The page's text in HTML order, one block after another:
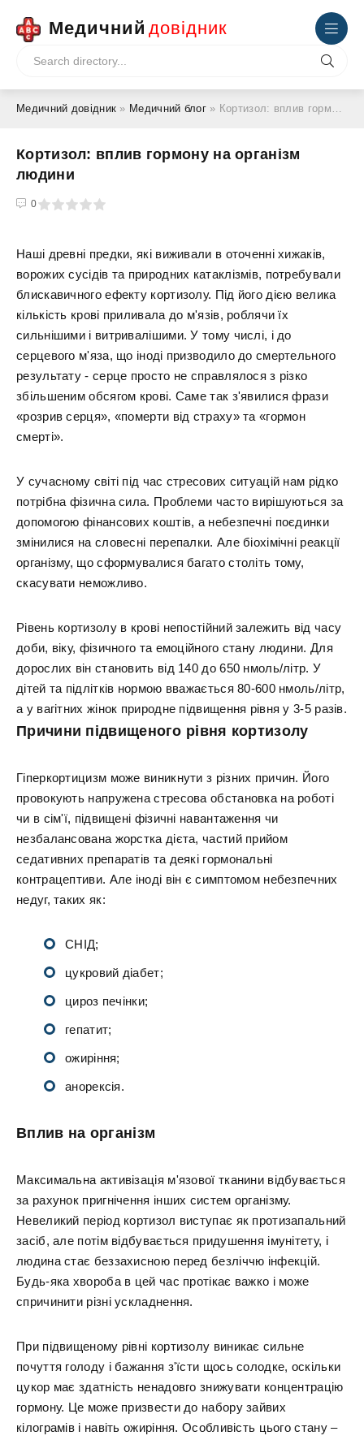
Медичний довідник
Медичний довідник » Медичний блог» Кортизол: вплив гормону на організм людини
Кортизол: вплив гормону на організм
людини
0
5
Наші древні предки, які виживали в оточенні хижаків,
ворожих сусідів та природних катаклізмів, потребували
блискавичного ефекту кортизолу. Під його дією велика
кількість крові приливала до м'язів, роблячи їх
сильнішими і витривалішими. У тому числі, і до
серцевого м'яза, що іноді призводило до смертельного
результату - серце просто не справлялося з різко
збільшеним обсягом крові. Саме так з'явилися фрази
«розрив серця», «померти від страху» та «гормон
смерті».
У сучасному світі під час стресових ситуацій нам рідко
потрібна фізична сила. Проблеми часто вирішуються за
допомогою фінансових коштів, а небезпечні поєдинки
змінилися на словесні перепалки. Але біохімічні реакції
організму, що сформувалися багато століть тому,
скасувати неможливо.
Рівень кортизолу в крові непостійний залежить від часу
доби, віку, фізичного та емоційного стану людини. Для
дорослих він становить від 140 до 650 нмоль/літр. У
дітей та підлітків нормою вважається 80-600 нмоль/літр,
а у вагітних жінок природне підвищення рівня у 3-5 разів.
Причини підвищеного рівня кортизолу
Гіперкортицизм може виникнути з різних причин. Його
провокують напружена стресова обстановка на роботі
чи в сім'ї, підвищені фізичні навантаження чи
незбалансована жорстка дієта, частий прийом
седативних препаратів та деякі гормональні
контрацептиви. Але іноді він є симптомом небезпечних
недуг, таких як:
СНІД;
цукровий діабет;
цироз печінки;
гепатит;
ожиріння;
анорексія.
Вплив на організм
Максимальна активізація м'язової тканини відбувається
за рахунок пригнічення інших систем організму.
Невеликий період кортизол виступає як протизапальний
засіб, але потім відбувається придушення імунітету, і
людина стає беззахисною перед безліччю інфекцій.
Будь-яка хвороба в цей час протікає важко і може
спричинити різні ускладнення.
При підвищеному рівні кортизолу виникає сильне
почуття голоду і бажання з'їсти щось солодке, оскільки
цукор має здатність ненадовго знижувати концентрацію
гормону. Це може призвести до набору зайвих
кілограмів і навіть ожиріння. Особливість цього стану –